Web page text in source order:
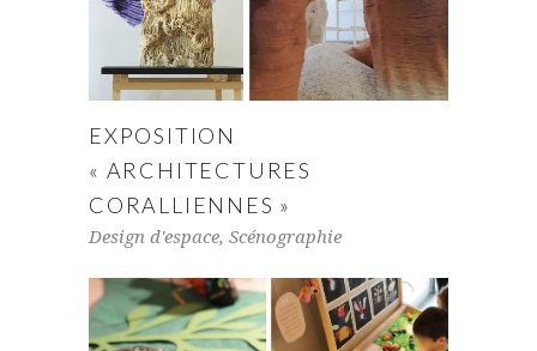
EXPOSITION
« ARCHITECTURES
CORALLIENNES »
Design d'espace, Scénographie